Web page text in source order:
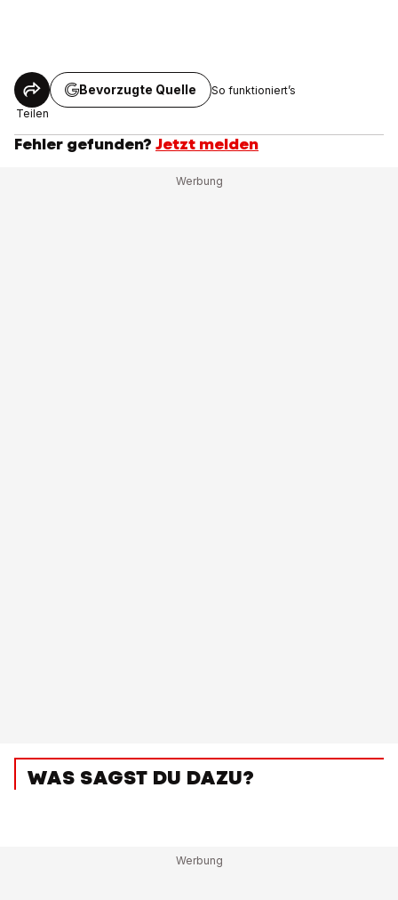
Teilen
Bevorzugte Quelle So funktioniert’s
Fehler gefunden? Jetzt melden
WAS SAGST DU DAZU?